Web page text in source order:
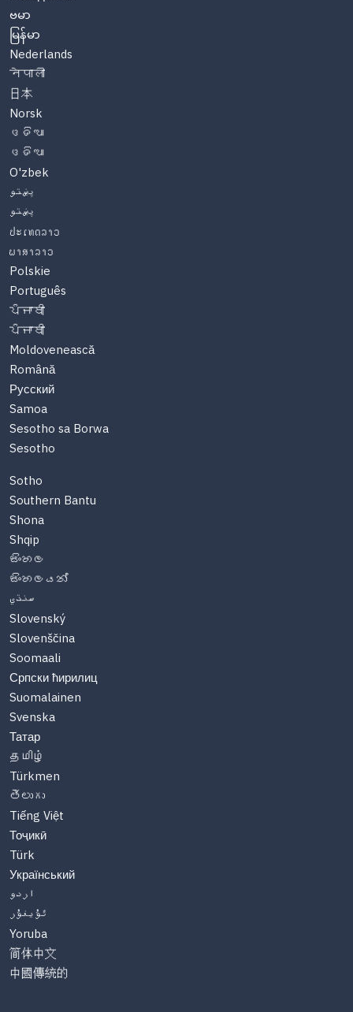
ဗမာ
မြန်မာ
Nederlands
नेपाली
日本
Norsk
ଓଡିଆ
ଓଡିଆ
O'zbek
پښتو
پښتو
ປະເທດລາວ
ພາສາລາວ
Polskie
Português
ਪੰਜਾਬੀ
ਪੰਜਾਬੀ
Moldovenească
Română
Русский
Samoa
Sesotho sa Borwa
Sesotho
Sotho
Southern Bantu
Shona
Shqip
සිංහල
සිංහලයන්
سنڌي
Slovenský
Slovenščina
Soomaali
Српски ћирилиц
Suomalainen
Svenska
Татар
தமிழ்
Türkmen
తెలుగు
Tiếng Việt
Тоҷикӣ
Türk
Український
اردو
ئۇيغۇر
Yoruba
简体中文
中國傳統的